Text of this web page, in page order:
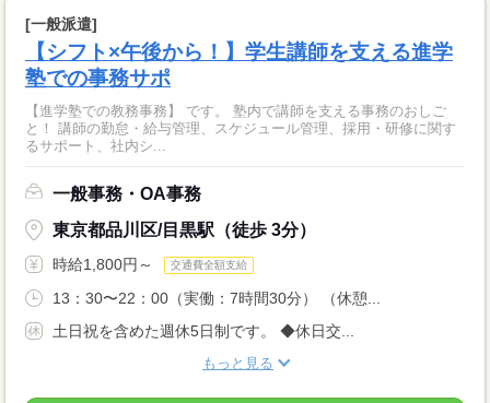
[一般派遣]
【シフト×午後から！】学生講師を支える進学
塾での事務サポ
【進学塾での教務事務】 です。 塾内で講師を支える事務のおしご
と！ 講師の勤怠・給与管理、スケジュール管理、採用・研修に関す
るサポート、社内シ...
一般事務・OA事務
東京都品川区/目黒駅（徒歩 3分）
時給1,800円～ 交通費全額支給
13：30〜22：00（実働：7時間30分） （休憩...
土日祝を含めた週休5日制です。 ◆休日交...
もっと見る